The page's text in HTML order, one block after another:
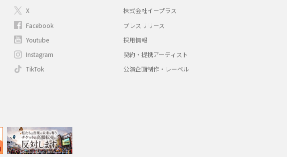
X
Facebook
Youtube
Instagram
TikTok
株式会社イープラス
プレスリリース
採用情報
契約・提携アーティスト
公演企画制作・レーベル